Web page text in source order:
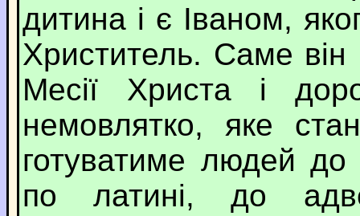
дитина і є Іваном,
Христитель. Саме
Месії Христа і
немовлятко, яке
готуватиме людей до
по латині, до